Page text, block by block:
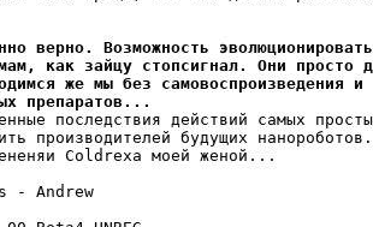
верно. Возможность
как зайцу стопсигнал. Они просто
же мы без самовоспроизведения и
препаратов...
последствия действий самых
производителей будущих
Coldrexа моей женой...
- Andrew